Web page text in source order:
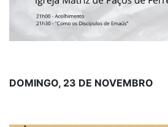
DOMINGO, 23 DE NOVEMBRO